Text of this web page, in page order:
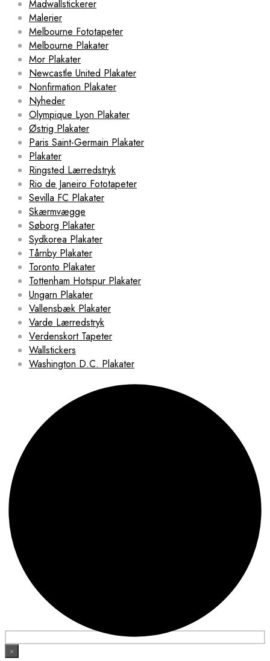
Madwallstickerer
Malerier
Melbourne Fototapeter
Melbourne Plakater
Mor Plakater
Newcastle United Plakater
Nonfirmation Plakater
Nyheder
Olympique Lyon Plakater
Østrig Plakater
Paris Saint-Germain Plakater
Plakater
Ringsted Lærredstryk
Rio de Janeiro Fototapeter
Sevilla FC Plakater
Skærmvægge
Søborg Plakater
Sydkorea Plakater
Tårnby Plakater
Toronto Plakater
Tottenham Hotspur Plakater
Ungarn Plakater
Vallensbæk Plakater
Varde Lærredstryk
Verdenskort Tapeter
Wallstickers
Washington D.C. Plakater
×